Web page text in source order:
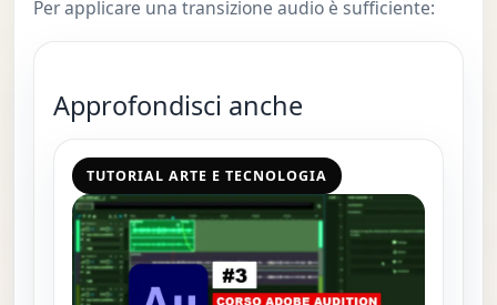
Per applicare una transizione audio è sufficiente:
Approfondisci anche
TUTORIAL ARTE E TECNOLOGIA